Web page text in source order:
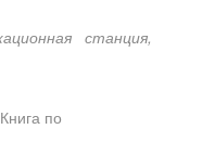
станция,
по